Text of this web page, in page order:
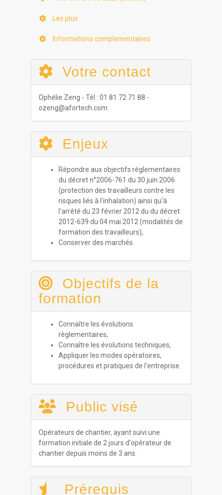
Les plus
Informations complementaires
Votre contact
Ophélie Zeng - Tél : 01 81 72 71 88 -
ozeng@afortech.com
Enjeux
Répondre aux objectifs réglementaires
du décret n°2006-761 du 30 juin 2006
(protection des travailleurs contre les
risques liés à l'inhalation) ainsi qu'à
l'arrêté du 23 février 2012 du du décret
2012-639 du 04 mai 2012 (modalités de
formation des travailleurs),
Conserver des marchés.
Objectifs de la
formation
Connaître les évolutions
règlementaires,
Connaître les évolutions techniques,
Appliquer les modes opératoires,
procédures et pratiques de l'entreprise.
Public visé
Opérateurs de chantier, ayant suivi une
formation initiale de 2 jours d'opérateur de
chantier depuis moins de 3 ans.
Prérequis